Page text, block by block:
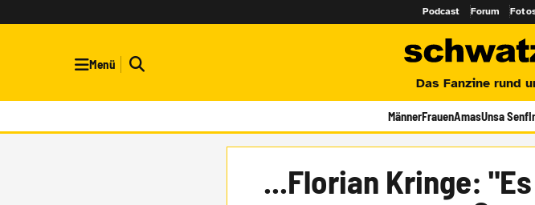
Podcast Forum
Menü
Das Fanzine rund
MännerFrauenAmasUnsa Senf
...Florian Kringe: